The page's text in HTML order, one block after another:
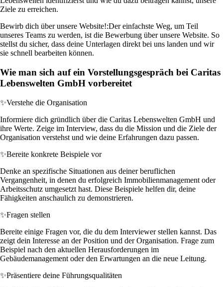
Ziele zu erreichen.
Bewirb dich über unsere Website!:Der einfachste Weg, um Teil
unseres Teams zu werden, ist die Bewerbung über unsere Website. So
stellst du sicher, dass deine Unterlagen direkt bei uns landen und wir
sie schnell bearbeiten können.
Wie man sich auf ein Vorstellungsgespräch bei Caritas
Lebenswelten GmbH vorbereitet
✨Verstehe die Organisation
Informiere dich gründlich über die Caritas Lebenswelten GmbH und
ihre Werte. Zeige im Interview, dass du die Mission und die Ziele der
Organisation verstehst und wie deine Erfahrungen dazu passen.
✨Bereite konkrete Beispiele vor
Denke an spezifische Situationen aus deiner beruflichen
Vergangenheit, in denen du erfolgreich Immobilienmanagement oder
Arbeitsschutz umgesetzt hast. Diese Beispiele helfen dir, deine
Fähigkeiten anschaulich zu demonstrieren.
✨Fragen stellen
Bereite einige Fragen vor, die du dem Interviewer stellen kannst. Das
zeigt dein Interesse an der Position und der Organisation. Frage zum
Beispiel nach den aktuellen Herausforderungen im
Gebäudemanagement oder den Erwartungen an die neue Leitung.
✨Präsentiere deine Führungsqualitäten